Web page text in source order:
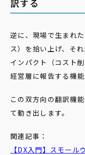
訳する
逆に、現場で生まれ
ス）を拾い上げ、そ
インパクト（コスト
経営層に報告する機能
この双方向の翻訳機
て動き出します。
関連記事：
【DX入門】スモー